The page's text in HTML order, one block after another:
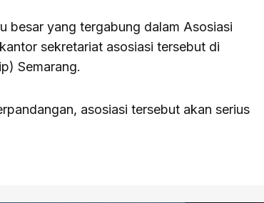
besar yang tergabung dalam Asosiasi
sekretariat asosiasi tersebut di
Semarang.
asosiasi tersebut akan serius